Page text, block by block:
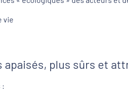
vie
plus sûrs et
: